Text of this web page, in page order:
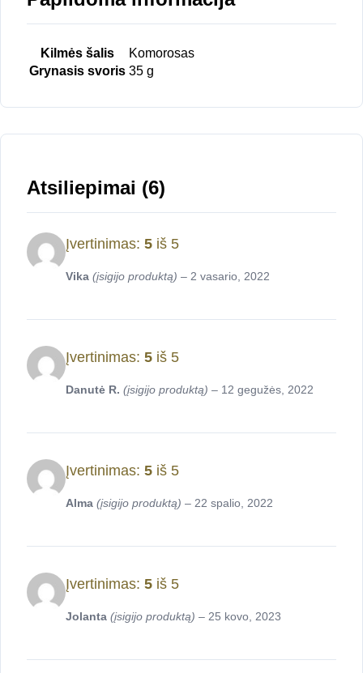
Kilmės šalis
Komorosas
Grynasis svoris 35 g
Atsiliepimai (6)
Įvertinimas: 5 iš 5
Vika (įsigijo produktą) – 2 vasario, 2022
Įvertinimas: 5 iš 5
Danutė R. (įsigijo produktą) – 12 gegužės, 2022
Įvertinimas: 5 iš 5
Alma (įsigijo produktą) – 22 spalio, 2022
Įvertinimas: 5 iš 5
Jolanta (įsigijo produktą) – 25 kovo, 2023